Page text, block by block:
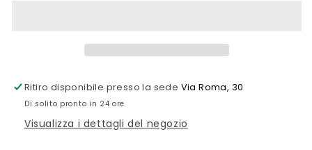
Ritiro disponibile presso la sede Via Roma, 30
Di solito pronto in 24 ore
Visualizza i dettagli del negozio